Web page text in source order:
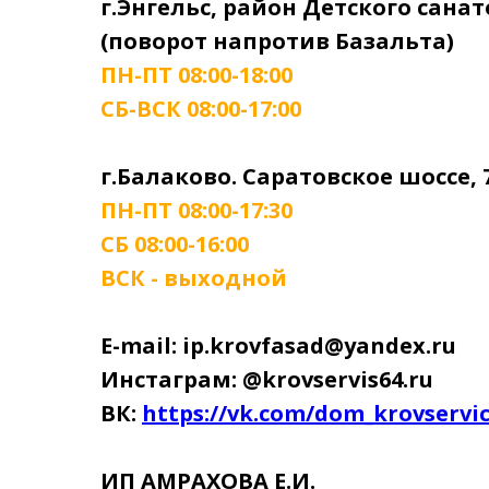
г.Энгельс, район Детского
(поворот напротив Базальта)
ПН-ПТ 08:00-18:00
СБ-ВСК 08:00-17:00
г.Балаково. Саратовское шоссе,
ПН-ПТ 08:00-17:30
СБ 08:00-16:00
ВСК - выходной
E-mail: ip.krovfasad@yandex.ru
Инстаграм: @krovservis64.ru
ВК: https://vk.com/
ИП АМРАХОВА Е.И.